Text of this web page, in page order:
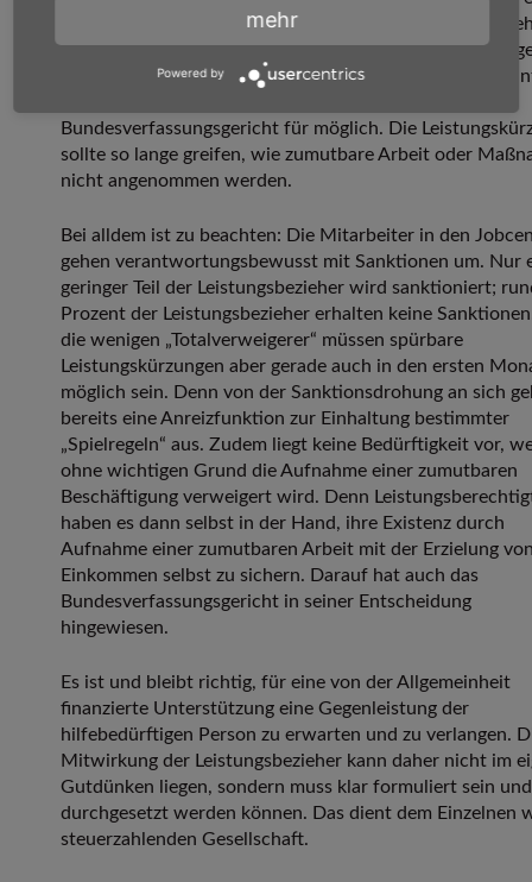
Mitwirkung beharrlich, willentlich und ohne
Grund verweigern, sollten Leistungen auch vollständig
werden können und dabei auch die Kosten der
Bundesverfassungsgericht für möglich. Die
sollte so lange greifen, wie zumutbare Arbeit oder
nicht angenommen werden.
Bei alldem ist zu beachten: Die Mitarbeiter in den
gehen verantwortungsbewusst mit Sanktionen um. Nur
geringer Teil der Leistungsbezieher wird sanktioniert;
Prozent der Leistungsbezieher erhalten keine
die wenigen „Totalverweigerer“ müssen spürbare
Leistungskürzungen aber gerade auch in den ersten
möglich sein. Denn von der Sanktionsdrohung an sich
bereits eine Anreizfunktion zur Einhaltung bestimmter
„Spielregeln“ aus. Zudem liegt keine Bedürftigkeit vor,
ohne wichtigen Grund die Aufnahme einer zumutbaren
Beschäftigung verweigert wird. Denn
haben es dann selbst in der Hand, ihre Existenz durch
Aufnahme einer zumutbaren Arbeit mit der Erzielung
Einkommen selbst zu sichern. Darauf hat auch das
Bundesverfassungsgericht in seiner Entscheidung
hingewiesen.
Es ist und bleibt richtig, für eine von der Allgemeinheit
finanzierte Unterstützung eine Gegenleistung der
hilfebedürftigen Person zu erwarten und zu verlangen.
Mitwirkung der Leistungsbezieher kann daher nicht im
Gutdünken liegen, sondern muss klar formuliert sein
durchgesetzt werden können. Das dient dem Einzelnen
steuerzahlenden Gesellschaft.
mehr
Powered by